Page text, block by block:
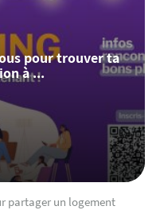
pour trouver ta
à ...
partager un logement